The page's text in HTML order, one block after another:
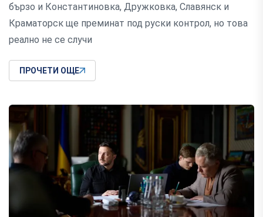
бързо и Константиновка, Дружковка, Славянск и
Краматорск ще преминат под руски контрол, но това
реално не се случи
ПРОЧЕТИ ОЩЕ